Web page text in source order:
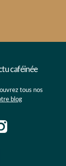
caféinée
tous nos
blog